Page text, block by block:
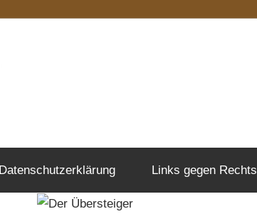
Datenschutzerklärung Links gegen Rechts